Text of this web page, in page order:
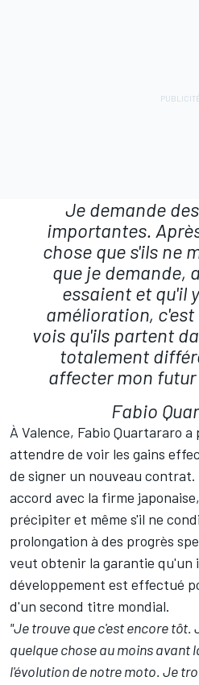
Je demande
importantes.
chose que s'ils ne
que je demande,
essaient et qu'il
amélioration, c'est
vois qu'ils partent
totalement
affecter mon futur
Fabio
À Valence, Fabio Quartararo
attendre de voir les gains
de signer un nouveau contrat.
accord avec la firme
précipiter et même s'il ne
prolongation à des progrès
veut obtenir la garantie qu'un
développement est effectué
d'un second titre mondial.
"Je trouve que c'est encore tôt.
quelque chose au moins avant
l'évolution de notre moto. Je